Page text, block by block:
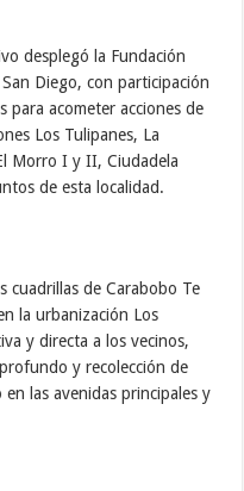
desplegó la Fundación
Diego, con participación
para acometer acciones de
Los Tulipanes, La
Morro I y II, Ciudadela
de esta localidad.
cuadrillas de Carabobo Te
la urbanización Los
y directa a los vecinos,
y recolección de
las avenidas principales y